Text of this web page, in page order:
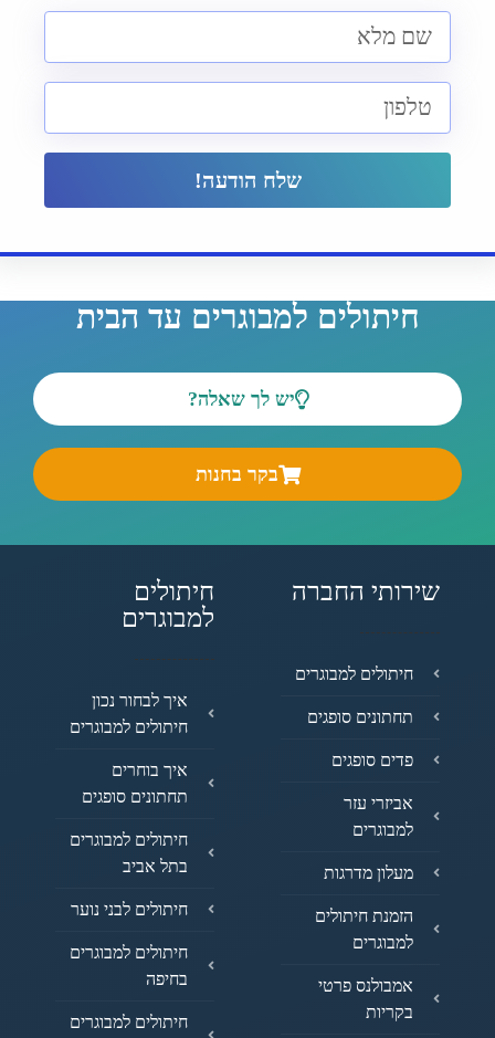
שלח הודעה!
חיתולים למבוגרים עד הבית
יש לך שאלה?
בקר בחנות
שירותי החברה
חיתולים למבוגרים
תחתונים סופגים
פדים סופגים
אביזרי עזר
למבוגרים
מעלון מדרגות
הזמנת חיתולים
למבוגרים
אמבולנס פרטי
בקריות
חיתולים
למבוגרים
איך לבחור נכון
חיתולים למבוגרים
איך בוחרים
תחתונים סופגים
חיתולים למבוגרים
בתל אביב
חיתולים לבני נוער
חיתולים למבוגרים
בחיפה
חיתולים למבוגרים